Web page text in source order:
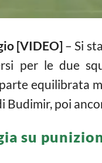
[VIDEO] – Si
per le due
equilibrata
Budimir, poi
su